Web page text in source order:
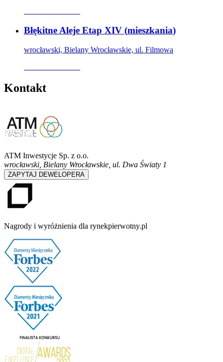
Błękitne Aleje Etap XIV (mieszkania)
wrocławski, Bielany Wrocławskie, ul. Filmowa
Kontakt
ATM Inwestycje Sp. z o.o.
wrocławski, Bielany Wrocławskie, ul. Dwa Światy 1
ZAPYTAJ DEWELOPERA
Nagrody i wyróżnienia dla rynekpierwotny.pl